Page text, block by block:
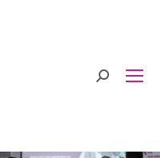
Search: